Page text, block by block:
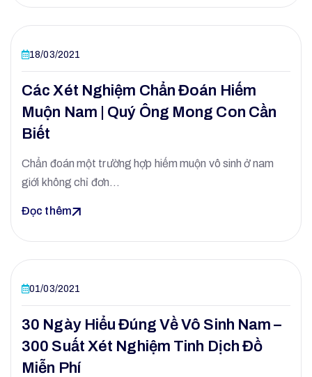
18/03/2021
Các Xét Nghiệm Chẩn Đoán Hiếm
Muộn Nam | Quý Ông Mong Con Cần
Biết
Chẩn đoán một trường hợp hiếm muộn vô sinh ở nam
giới không chỉ đơn…
Đọc thêm
01/03/2021
30 Ngày Hiểu Đúng Về Vô Sinh Nam –
300 Suất Xét Nghiệm Tinh Dịch Đồ
Miễn Phí